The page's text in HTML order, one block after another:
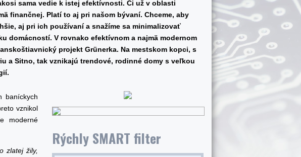
sama vedie k istej efektívnosti. Či už v oblasti
finančnej. Platí to aj pri našom bývaní. Chceme, aby
aj pri ich používaní a snažíme sa minimalizovať
domácností. V rovnako efektívnom a najmä modernom
projekt Grünerka. Na mestskom kopci, s
a Sitno, tak vznikajú trendové, rodinné domy s veľkou
baníckych
vznikol
moderné
zlatej žily,
Rýchly SMART filter